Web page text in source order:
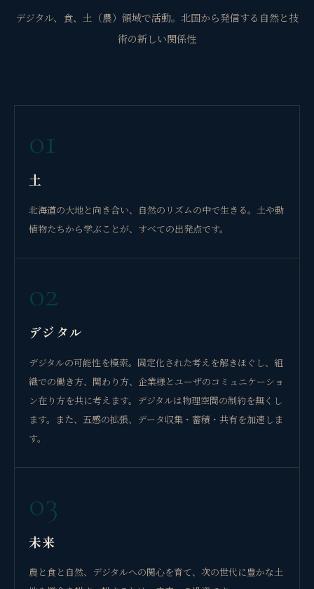
デジタル、食、土（農）領域で活動。北国から発信する自然と技
術の新しい関係性
01
土
北海道の大地と向き合い、自然のリズムの中で生きる。土や動
植物たちから学ぶことが、すべての出発点です。
02
デジタル
デジタルの可能性を模索。固定化された考えを解きほぐし、組
織での働き方、関わり方、企業様とユーザのコミュニケーショ
ン在り方を共に考えます。デジタルは物理空間の制約を無くし
ます。また、五感の拡張、データ収集・蓄積・共有を加速しま
す。
03
未来
農と食と自然、デジタルへの関心を育て、次の世代に豊かな土